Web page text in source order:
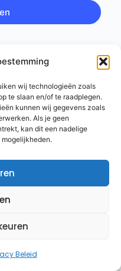
wij technologieën zoals
te slaan en/of te raadplegen.
kunnen wij gegevens zoals
Als je geen
kan dit een nadelige
Beleid